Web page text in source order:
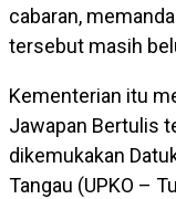
cabaran,
tersebut masih
Kementerian itu
Jawapan Bertulis
dikemukakan
Tangau (UPKO –